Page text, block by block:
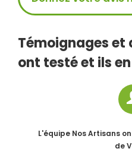
Témoignages et
ont testé et ils
L'équipe Nos Artisans
de